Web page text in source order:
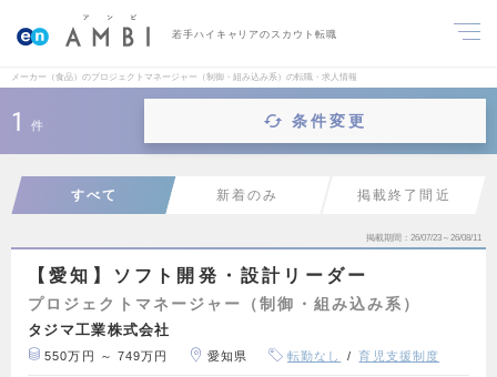
若手ハイキャリアのスカウト転職
メーカー（食品）のプロジェクトマネージャー（制御・組み込み系）の転職・求人情報
1 件 条件変更
すべて 新着のみ 掲載終了間近
掲載期間 26/07/23～26/08/11
【愛知】ソフト開発・設計リーダー
プロジェクトマネージャー（制御・組み込み系）
タジマ工業株式会社
550万円 ～ 749万円 愛知県 転勤なし 育児支援制度